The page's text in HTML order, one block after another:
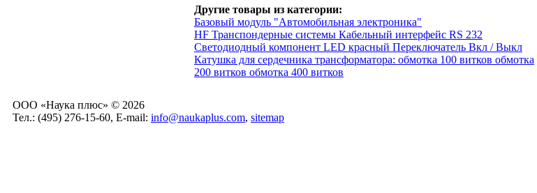
Другие товары из категории:
Базовый модуль "Автомобильная электроника"
HF Транспондерные системы Кабельный интерфейс RS 232
Светодиодный компонент LED красный Переключатель Вкл / Выкл
Катушка для сердечника трансформатора: обмотка 100 витков обмотка
200 витков обмотка 400 витков
ООО «Наука плюс» © 2026
Тел.: (495) 276-15-60, E-mail: info@naukaplus.com, sitemap